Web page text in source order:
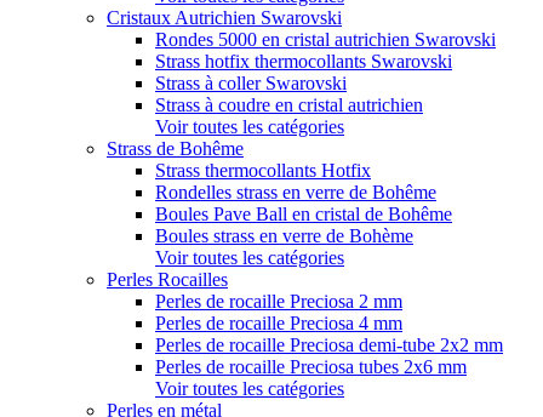
Cristaux Autrichien Swarovski
Rondes 5000 en cristal autrichien Swarovski
Strass hotfix thermocollants Swarovski
Strass à coller Swarovski
Strass à coudre en cristal autrichien
Voir toutes les catégories
Strass de Bohême
Strass thermocollants Hotfix
Rondelles strass en verre de Bohême
Boules Pave Ball en cristal de Bohême
Boules strass en verre de Bohème
Voir toutes les catégories
Perles Rocailles
Perles de rocaille Preciosa 2 mm
Perles de rocaille Preciosa 4 mm
Perles de rocaille Preciosa demi-tube 2x2 mm
Perles de rocaille Preciosa tubes 2x6 mm
Voir toutes les catégories
Perles en métal